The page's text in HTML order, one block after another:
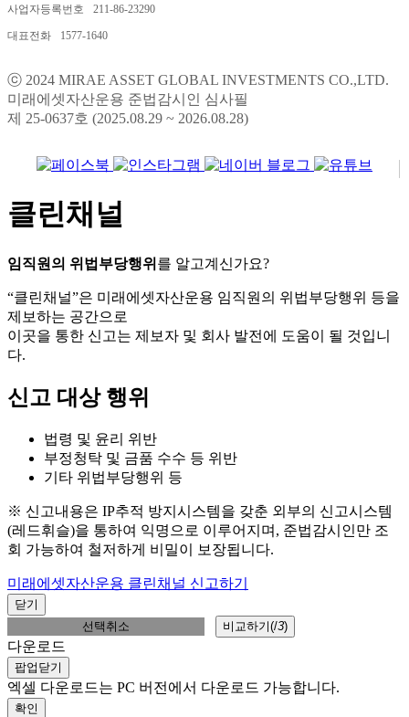
사업자등록번호 211-86-23290
대표전화 1577-1640
ⓒ 2024 MIRAE ASSET GLOBAL INVESTMENTS CO.,LTD.
미래에셋자산운용 준법감시인 심사필
제 25-0637호 (2025.08.29 ~ 2026.08.28)
클린채널
임직원의 위법부당행위 를 알고계신가요?
“클린채널”은 미래에셋자산운용 임직원의 위법부당행위 등을
제보하는 공간으로
이곳을 통한 신고는 제보자 및 회사 발전에 도움이 될 것입니
다.
신고 대상 행위
법령 및 윤리 위반
부정청탁 및 금품 수수 등 위반
기타 위법부당행위 등
※ 신고내용은 IP추적 방지시스템을 갖춘 외부의 신고시스템
(레드휘슬)을 통하여 익명으로 이루어지며, 준법감시인만 조
회 가능하여 철저하게 비밀이 보장됩니다.
미래에셋자산운용 클린채널 신고하기
닫기
선택취소
비교하기(/3)
다운로드
팝업닫기
엑셀 다운로드는 PC 버전에서 다운로드 가능합니다.
확인